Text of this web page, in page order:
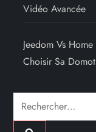
Vidéo Avancée
Jeedom Vs
Choisir Sa
Rechercher :